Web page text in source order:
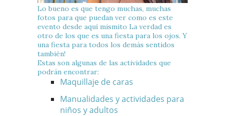
Lo bueno es que tengo muchas, muchas
fotos para que puedan ver como es este
evento desde aquí mismito La verdad es
otro de los que es una fiesta para los ojos. Y
una fiesta para todos los demás sentidos
también!
Estas son algunas de las actividades que
podrán encontrar:
Maquillaje de caras
Manualidades y actividades para
niños y adultos